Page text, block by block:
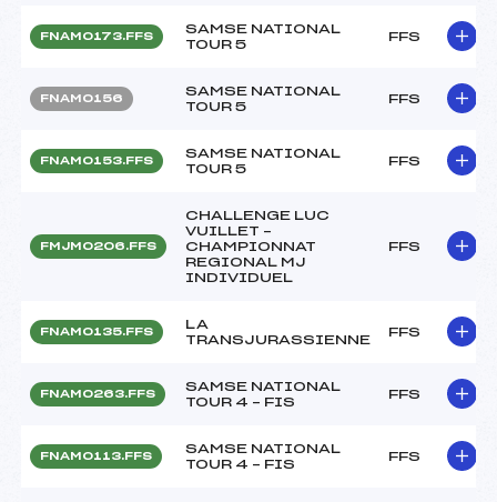
FNAM0173.FFS
SAMSE NATIONAL
TOUR 5
FFS
FNAM0156
SAMSE NATIONAL
TOUR 5
FFS
FNAM0153.FFS
SAMSE NATIONAL
TOUR 5
FFS
FMJM0206.FFS
CHALLENGE LUC
VUILLET –
CHAMPIONNAT
REGIONAL MJ
INDIVIDUEL
FFS
FNAM0135.FFS
LA
TRANSJURASSIENNE
FFS
FNAM0263.FFS
SAMSE NATIONAL
TOUR 4 – FIS
FFS
FNAM0113.FFS
SAMSE NATIONAL
TOUR 4 – FIS
FFS